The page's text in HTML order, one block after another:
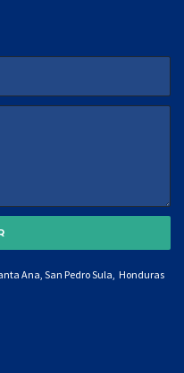
Ana, San Pedro Sula, Honduras